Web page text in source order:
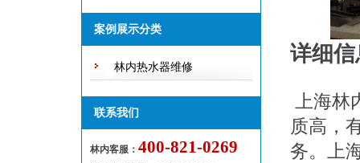
随修欢迎来电！
案例展示分类
林内热水器维修
联系我们
林内客服： 400-821-0269
详细
上海林
质高，
务。上